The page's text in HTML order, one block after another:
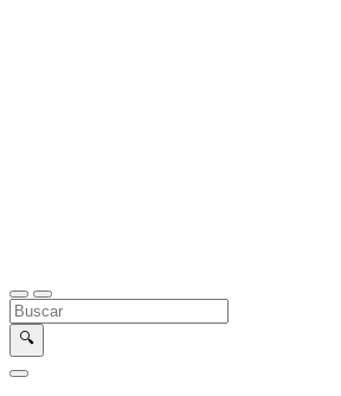
Buscar en la web
Buscar
🔍